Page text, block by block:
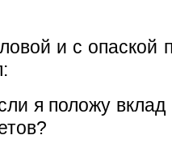
и с опаской
я положу